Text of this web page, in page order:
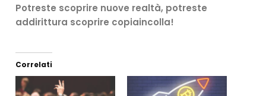
Potreste scoprire nuove realtà, potreste
addirittura scoprire copiaincolla!
Correlati